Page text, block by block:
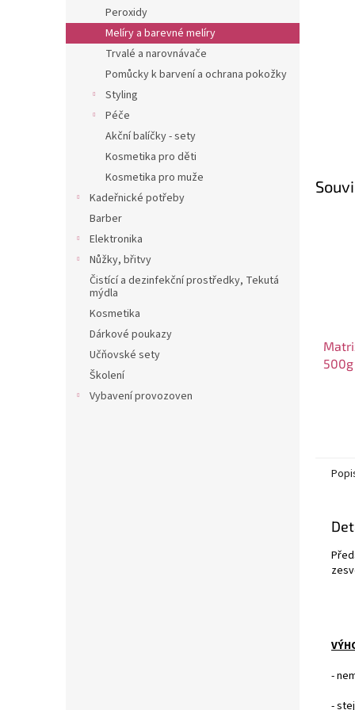
e
l
Peroxidy
Melíry a barevné melíry
Trvalé a narovnávače
Pomůcky k barvení a ochrana pokožky
Styling
Péče
Akční balíčky - sety
Kosmetika pro děti
Kosmetika pro muže
Kadeřnické potřeby
Barber
Elektronika
Nůžky, břitvy
Čistící a dezinfekční prostředky, Tekutá
mýdla
Kosmetika
Dárkové poukazy
Učňovské sety
Školení
Vybavení provozoven
500g
-
-